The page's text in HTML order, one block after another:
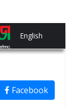
English
Facebook